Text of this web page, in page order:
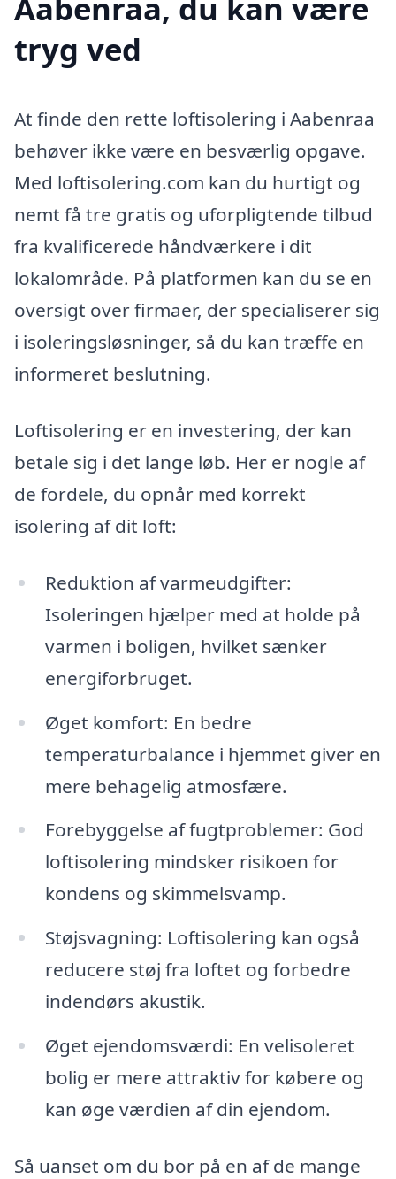
Aabenraa, du kan være
tryg ved
At finde den rette loftisolering i Aabenraa
behøver ikke være en besværlig opgave.
Med loftisolering.com kan du hurtigt og
nemt få tre gratis og uforpligtende tilbud
fra kvalificerede håndværkere i dit
lokalområde. På platformen kan du se en
oversigt over firmaer, der specialiserer sig
i isoleringsløsninger, så du kan træffe en
informeret beslutning.
Loftisolering er en investering, der kan
betale sig i det lange løb. Her er nogle af
de fordele, du opnår med korrekt
isolering af dit loft:
Reduktion af varmeudgifter:
Isoleringen hjælper med at holde på
varmen i boligen, hvilket sænker
energiforbruget.
Øget komfort: En bedre
temperaturbalance i hjemmet giver en
mere behagelig atmosfære.
Forebyggelse af fugtproblemer: God
loftisolering mindsker risikoen for
kondens og skimmelsvamp.
Støjsvagning: Loftisolering kan også
reducere støj fra loftet og forbedre
indendørs akustik.
Øget ejendomsværdi: En velisoleret
bolig er mere attraktiv for købere og
kan øge værdien af din ejendom.
Så uanset om du bor på en af de mange